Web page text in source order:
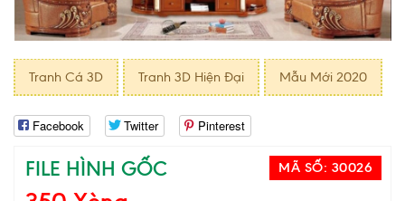
Tranh Cá 3D Tranh 3D Hiện Đại Mẫu Mới 2020
Facebook Twitter Pinterest
FILE HÌNH GỐC MÃ SỐ: 30026